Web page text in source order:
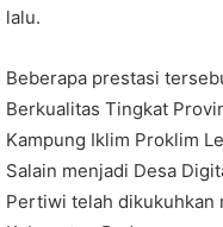
lalu.
Beberapa prestasi
Berkualitas Tingkat
Kampung Iklim Proklim
Salain menjadi Desa
Pertiwi telah dikukuhkan